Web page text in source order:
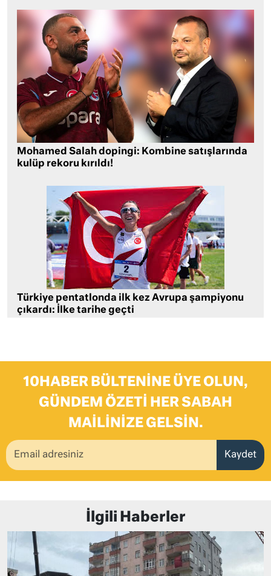
Mohamed Salah dopingi: Kombine satışlarında
kulüp rekoru kırıldı!
Türkiye pentatlonda ilk kez Avrupa şampiyonu
çıkardı: İlke tarihe geçti
10HABER BÜLTENINE ÜYE OLUN,
GÜNDEM ÖZETI HER SABAH
MAILINIZE GELSIN.
Kaydet
İlgili Haberler